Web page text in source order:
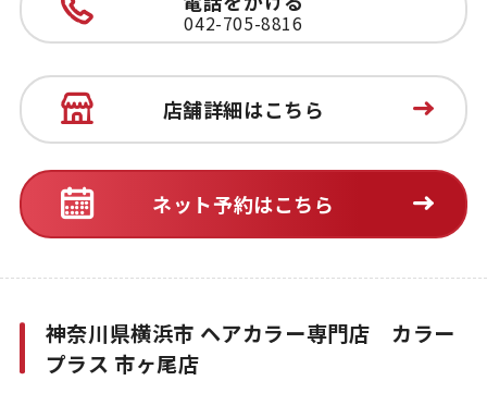
042-705-8816
店舗詳細はこちら
ネット予約はこちら
神奈川県横浜市 ヘアカラー専門店 カラー
プラス 市ヶ尾店